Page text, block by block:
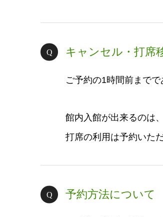
キャンセル・打席
ご予約の1時間前までで
館内入館が出来るのは
打席の利用は予約いた
予約方法について